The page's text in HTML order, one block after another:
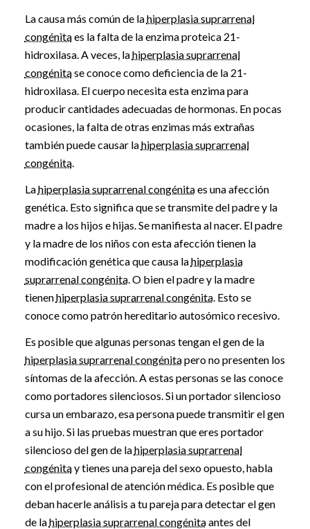
La causa más común de lahiperplasia suprarrenal
congénitaes la falta de la enzima proteica 21-
hidroxilasa. A veces, lahiperplasia suprarrenal
congénitase conoce como deficiencia de la 21-
hidroxilasa. El cuerpo necesita esta enzima para
producir cantidades adecuadas de hormonas. En pocas
ocasiones, la falta de otras enzimas más extrañas
también puede causar lahiperplasia suprarrenal
congénita.
Lahiperplasia suprarrenal congénitaes una afección
genética. Esto significa que se transmite del padre y la
madre a los hijos e hijas. Se manifiesta al nacer. El padre
y la madre de los niños con esta afección tienen la
modificación genética que causa lahiperplasia
suprarrenal congénita. O bien el padre y la madre
tienenhiperplasia suprarrenal congénita. Esto se
conoce como patrón hereditario autosómico recesivo.
Es posible que algunas personas tengan el gen de la
hiperplasia suprarrenal congénitapero no presenten los
síntomas de la afección. A estas personas se las conoce
como portadores silenciosos. Si un portador silencioso
cursa un embarazo, esa persona puede transmitir el gen
a su hijo. Si las pruebas muestran que eres portador
silencioso del gen de lahiperplasia suprarrenal
congénitay tienes una pareja del sexo opuesto, habla
con el profesional de atención médica. Es posible que
deban hacerle análisis a tu pareja para detectar el gen
de lahiperplasia suprarrenal congénitaantes del